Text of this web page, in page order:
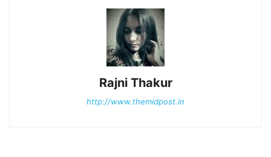
Rajni Thakur
http://www.themidpost.in